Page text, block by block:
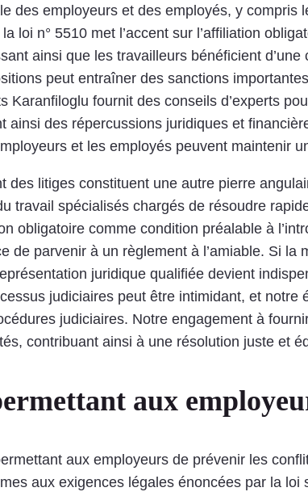
des employeurs et des employés, y
loi n° 5510 met l’accent sur l’affiliation
ainsi que les travailleurs bénéficient
peut entraîner des sanctions
Karanfiloglu fournit des conseils d’experts
ainsi des répercussions juridiques et
et les employés peuvent maintenir
des litiges constituent une autre pierre
travail spécialisés chargés de résoudre
obligatoire comme condition préalable à
de parvenir à un règlement à l’amiable. Si la
juridique qualifiée devient
judiciaires peut être intimidant, et
judiciaires. Notre engagement à
contribuant ainsi à une résolution juste et
aux
aux employeurs de prévenir les
aux exigences légales énoncées par la